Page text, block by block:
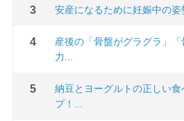
安産になるために妊娠中の姿
産後の「骨盤がグラグラ」
力...
納豆とヨーグルトの正しい
プ！...